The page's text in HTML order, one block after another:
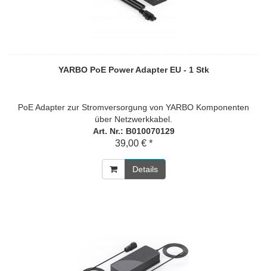
YARBO PoE Power Adapter EU - 1 Stk
PoE Adapter zur Stromversorgung von YARBO Komponenten
über Netzwerkkabel.
Art. Nr.: B010070129
39,00 € *
Details